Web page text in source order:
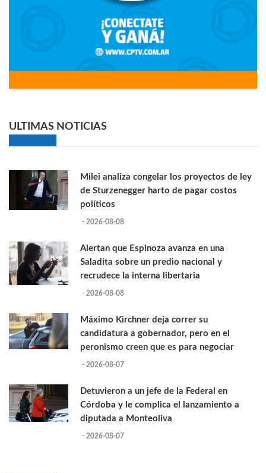
ULTIMAS NOTICIAS
Milei analiza congelar los proyectos de ley
de Sturzenegger harto de pagar costos
políticos
- 2026-08-08
Alertan que Espinoza avanza en una
Saladita sobre un predio nacional y
recrudece la interna libertaria
- 2026-08-08
Máximo Kirchner deja correr su
candidatura a gobernador, pero en el
peronismo creen que es para negociar
- 2026-08-07
Detuvieron a un jefe de la Federal en
Córdoba y le complica el lanzamiento a
diputada a Monteoliva
- 2026-08-07